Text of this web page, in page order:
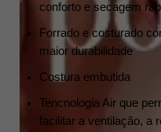
conforto e secagem
Forrado e costurado
maior durabilidade
Costura embutida
Tencnologia Air que
facilitar a ventilação, a